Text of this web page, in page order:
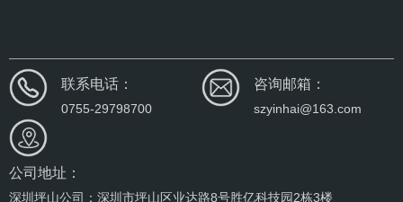
联系电话：
0755-29798700
咨询邮箱：
szyinhai@163.com
公司地址：
深圳坪山公司：深圳市坪山区业达路8号胜亿科技园2栋3楼